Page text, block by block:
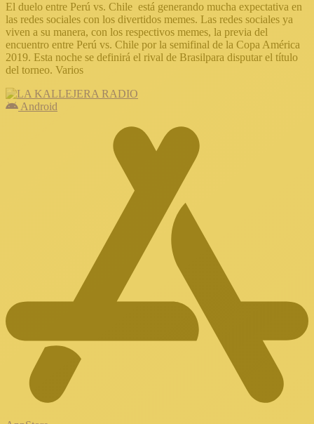
El duelo entre Perú vs. Chile está generando mucha expectativa en
las redes sociales con los divertidos memes. Las redes sociales ya
viven a su manera, con los respectivos memes, la previa del
encuentro entre Perú vs. Chile por la semifinal de la Copa América
2019. Esta noche se definirá el rival de Brasilpara disputar el título
del torneo. Varios
Android